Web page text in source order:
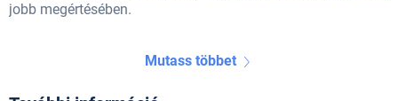
jobb megértésében.
Mutass többet